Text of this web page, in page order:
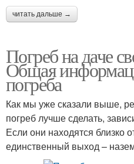
читать дальше →
Погреб на даче
Общая
погреба
Как мы уже сказали выше,
погреб лучше сделать,
Если они находятся близко
единственный выход –